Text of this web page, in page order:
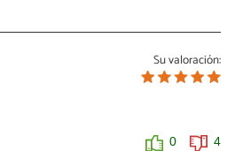
Su valoración:
0 4